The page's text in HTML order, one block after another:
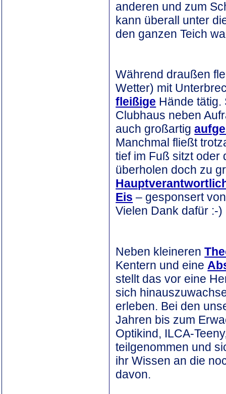
anderen und zum
kann überall unter
den ganzen Teich
Während draußen
Wetter) mit
fleißige Hände
Clubhaus neben
auch großartig
Manchmal fließt
tief im Fuß sitzt oder
überholen doch zu
Eis – gesponsert
Vielen Dank dafür :-)
Neben kleineren
Kentern und eine
stellt das vor eine
sich
erleben. Bei den
Jahren bis zum
Optikind, ILCA-
teilgenommen und
ihr Wissen an die
davon.